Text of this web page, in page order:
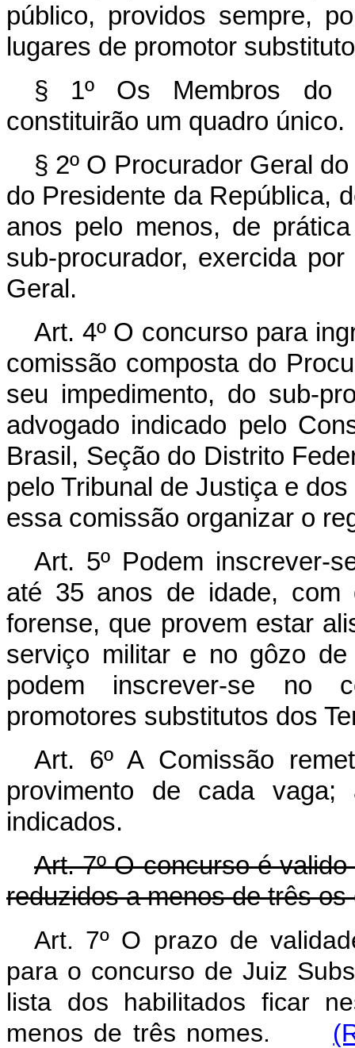
público, providos sempre,
lugares de promotor
§ 1º Os Membros do
constituirão um quadro único.
§ 2º O Procurador Geral
do Presidente da República,
anos pelo menos, de
sub-procurador, exercida
Geral.
Art. 4º O concurso para
comissão composta do
seu impedimento, do sub-
advogado indicado pelo
Brasil, Seção do Distrito
pelo Tribunal de Justiça e
essa comissão organizar o
Art. 5º Podem inscrever-
até 35 anos de idade, com
forense, que provem estar
serviço militar e no gôzo
podem inscrever-se no
promotores substitutos dos
Art. 6º A Comissão
provimento de cada
indicados.
Art. 7º O concurso é
reduzidos a menos de três
Art. 7º O prazo de
para o concurso de Juiz
lista dos habilitados ficar
menos de três nomes.